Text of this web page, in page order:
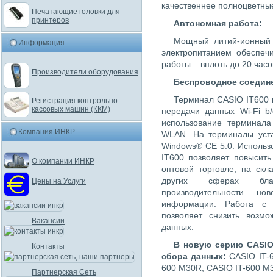
качественнее
Автономная работа:
Мощный литий-ионный
электропитанием
работы – вплоть до 20
Беспроводное
Терминал CASIO IT600
передачи данных Wi-Fi
использование
WLAN. На терминалы
Windows® CE 5.0.
IT600 позволяет
оптовой торговле, на
других сферах
производительности
информации. Работа с
позволяет снизить
данных.
В новую серию
сбора данных:CASIO IT-
600 M30R, CASIO IT-600
Печатающие головки для
принтеров
Информация
Производители оборудования
Регистрация контрольно-
кассовых машин (ККМ)
Компания ИНКР
О компании ИНКР
Цены на Услуги
Вакансии
Контакты
Партнерская Сеть